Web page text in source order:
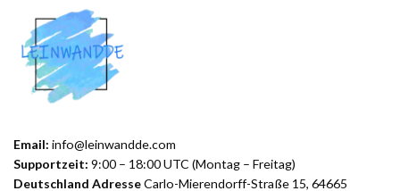
Email: info@leinwandde.com
Supportzeit: 9:00 – 18:00 UTC (Montag – Freitag)
Deutschland AdresseCarlo-Mierendorff-Straße 15, 64665